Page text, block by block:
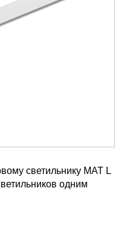
светильнику MAT L
одним